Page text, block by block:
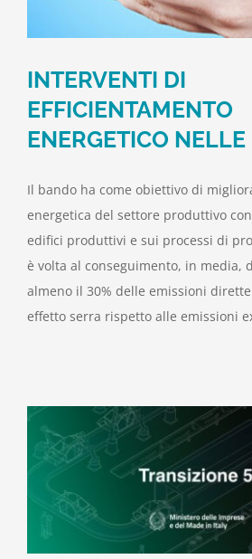
INTERVENTI DI
EFFICIENTAMENTO
ENERGETICO NELLE
Il bando ha come obiettivo di
energetica del settore produttivo
edifici produttivi e sui processi di
è volta al conseguimento, in media,
almeno il 30% delle emissioni
effetto serra rispetto alle emissioni